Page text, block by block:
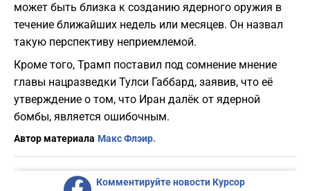
может быть близка к созданию ядерного оружия в
течение ближайших недель или месяцев. Он назвал
такую перспективу неприемлемой.
Кроме того, Трамп поставил под сомнение мнение
главы нацразведки Тулси Габбард, заявив, что её
утверждение о том, что Иран далёк от ядерной
бомбы, является ошибочным.
Автор материала Макс Флэир.
Комментируйте новости Курсор